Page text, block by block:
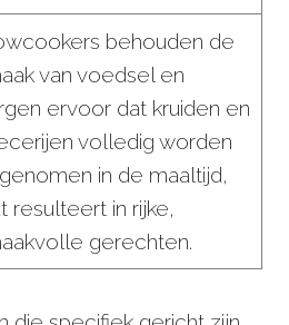
behouden de
van voedsel en
ervoor dat kruiden en
volledig worden
in de maaltijd,
resulteert in rijke,
gerechten.